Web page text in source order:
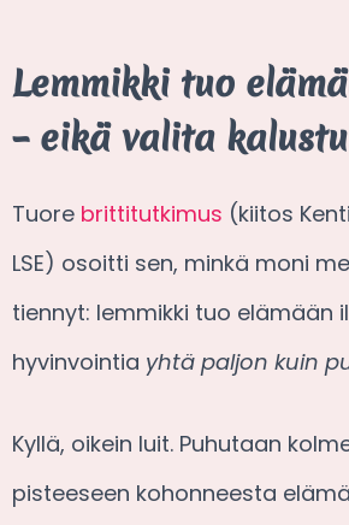
Lemmikki tuo
– eikä valita
Tuore brittitutkimus (kiitos
LSE) osoitti sen, minkä moni
tiennyt: lemmikki tuo elämään
hyvinvointia yhtä paljon kuin
Kyllä, oikein luit. Puhutaan
pisteeseen kohonneesta